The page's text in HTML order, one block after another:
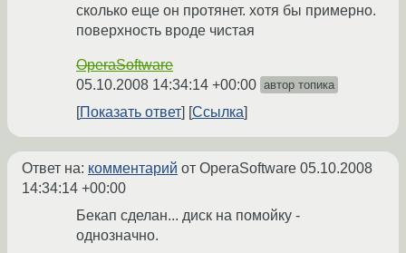
сколько еще он протянет. хотя бы примерно.
поверхность вроде чистая
OperaSoftware
05.10.2008 14:34:14 +00:00 автор топика
Показать ответ Ссылка
Ответ на: комментарий от OperaSoftware 05.10.2008
14:34:14 +00:00
Бекап сделан... диск на помойку -
однозначно.